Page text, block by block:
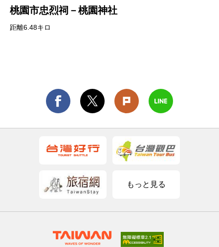
桃園市忠烈祠－桃園神社
距離6.48キロ
もっと見る